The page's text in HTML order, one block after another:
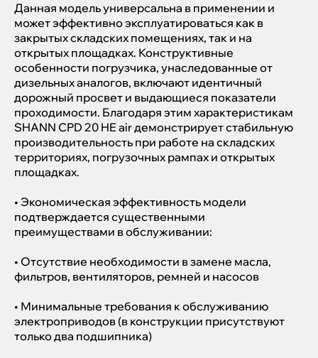
Данная модель универсальна в применении и
может эффективно эксплуатироваться как в
закрытых складских помещениях, так и на
открытых площадках. Конструктивные
особенности погрузчика, унаследованные от
дизельных аналогов, включают идентичный
дорожный просвет и выдающиеся показатели
проходимости. Благодаря этим характеристикам
SHANN CPD 20 HE air демонстрирует стабильную
производительность при работе на складских
территориях, погрузочных рампах и открытых
площадках.
• Экономическая эффективность модели
подтверждается существенными
преимуществами в обслуживании:
• Отсутствие необходимости в замене масла,
фильтров, вентиляторов, ремней и насосов
• Минимальные требования к обслуживанию
электроприводов (в конструкции присутствуют
только два подшипника)